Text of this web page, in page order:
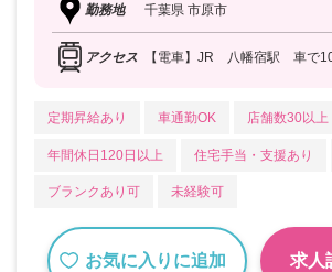
勤務地 千葉県 市原市
アクセス 【電車】JR 八幡宿駅 車で
定期昇給あり 車通勤OK 店舗数30以上
年間休日120日以上 住宅手当・支援あり
ブランクあり可 未経験可
お気に入りに追加 求人